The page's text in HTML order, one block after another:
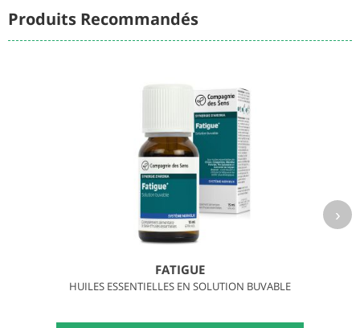
Produits Recommandés
FATIGUE
HUILES ESSENTIELLES EN SOLUTION BUVABLE
›